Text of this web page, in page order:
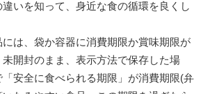
違いを知って、身近な食の循環を良くし
は、袋か容器に消費期限か賞味期限が
開封のまま、表示方法で保存した場
安全に食べられる期限」が消費期限(弁